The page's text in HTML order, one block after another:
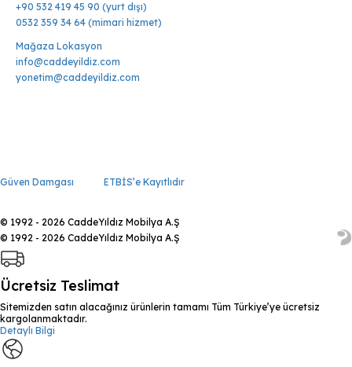
+90 532 419 45 90 (yurt dışı)
0532 359 34 64 (mimari hizmet)
Mağaza Lokasyon
info@caddeyildiz.com
yonetim@caddeyildiz.com
Güven Damgası ETBİS’e Kayıtlıdır
© 1992 - 2026 CaddeYıldız Mobilya A.Ş
© 1992 - 2026 CaddeYıldız Mobilya A.Ş
Ücretsiz Teslimat
Sitemizden satın alacağınız ürünlerin tamamı Tüm Türkiye’ye ücretsiz
kargolanmaktadır.
Detaylı Bilgi